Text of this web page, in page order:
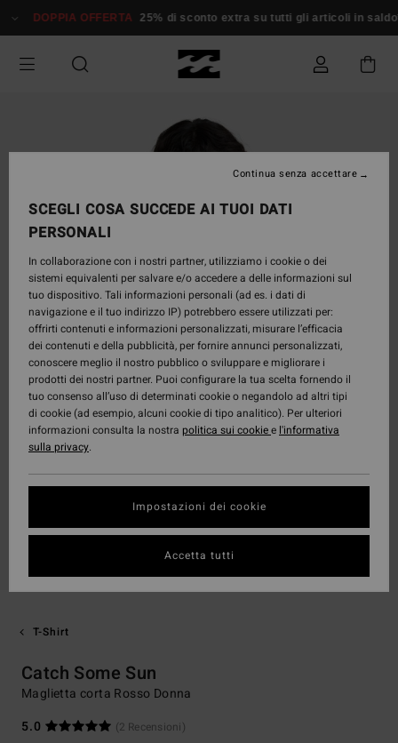
alle
prodotto
DOPPIA OFFERTA 25% di sconto extra su tutti gli articoli in saldo*
T-Shirt
Catch Some Sun
Maglietta corta Rosso Donna
5.0
(2 Recensioni)
SCEGLI COSA SUCCEDE AI TUOI DATI
PERSONALI
In collaborazione con i nostri partner, utilizziamo i cookie o dei
sistemi equivalenti per salvare e/o accedere a delle informazioni sul
tuo dispositivo. Tali informazioni personali (ad es. i dati di
navigazione e il tuo indirizzo IP) potrebbero essere utilizzati per:
offrirti contenuti e informazioni personalizzati, misurare l’efficacia
dei contenuti e della pubblicità, per fornire annunci personalizzati,
conoscere meglio il nostro pubblico o sviluppare e migliorare i
prodotti dei nostri partner. Puoi configurare la tua scelta fornendo il
tuo consenso all’uso di determinati cookie o negandolo ad altri tipi
di cookie (ad esempio, alcuni cookie di tipo analitico). Per ulteriori
informazioni consulta la nostra politica sui cookiee l'informativa
sulla privacy.
Impostazioni dei cookie
Continua senza accettare
Accetta tutti